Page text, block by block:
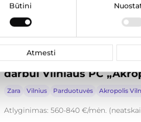
Būtini
Atmesti
„ZARA“ sandėlio
darbui Vilniaus PC
Zara Vilnius Parduotuvės Akropolis
Atlyginimas: 560-840 €/mėn.